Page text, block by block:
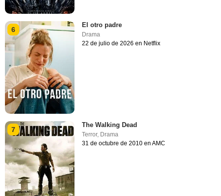
6
El otro padre
Drama
22 de julio de 2026 en Netflix
7
The Walking Dead
Terror, Drama
31 de octubre de 2010 en AMC